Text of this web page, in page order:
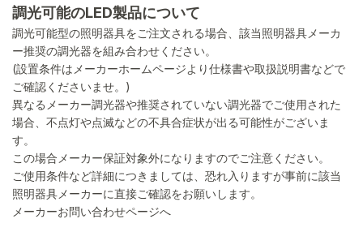
調光可能のLED製品について
調光可能型の照明器具をご注文される場合、該当照明器具メーカ
ー推奨の調光器を組み合わせください。
(設置条件はメーカーホームページより仕様書や取扱説明書などで
ご確認くださいませ。)
異なるメーカー調光器や推奨されていない調光器でご使用された
場合、不点灯や点滅などの不具合症状が出る可能性がございま
す。
この場合メーカー保証対象外になりますのでご注意ください。
ご使用条件など詳細につきましては、恐れ入りますが事前に該当
照明器具メーカーに直接ご確認をお願いします。
メーカーお問い合わせページへ